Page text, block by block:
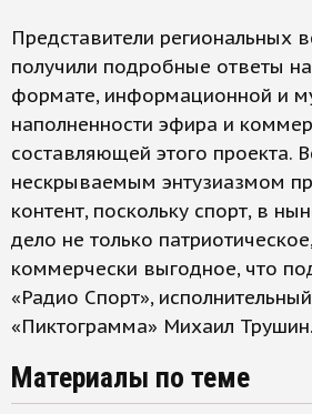
Представители региональных
получили подробные ответы
формате, информационной и
наполненности эфира и
составляющей этого проекта.
нескрываемым энтузиазмом
контент, поскольку спорт, в
дело не только
коммерчески выгодное, что
«Радио Спорт»,
«Пиктограмма» Михаил Трушин.
Материалы по теме